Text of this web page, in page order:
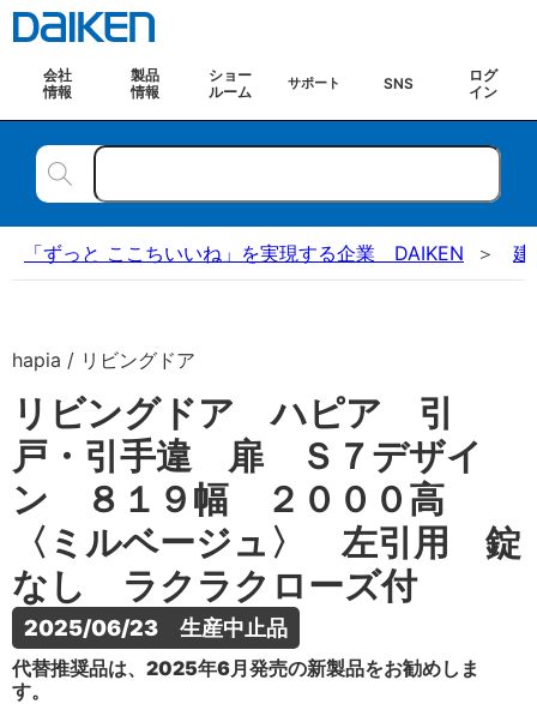
会社
情報
製品
情報
ショー
ルーム
サポート SNS
ログ
イン
「ずっと ここちいいね」を実現する企業 DAIKEN 建
hapia / リビングドア
リビングドア ハピア 引
戸・引手違 扉 Ｓ７デザイ
ン ８１９幅 ２０００高
〈ミルベージュ〉 左引用 錠
なし ラクラクローズ付
2025/06/23　生産中止品
代替推奨品は、2025年6月発売の新製品をお勧めしま
す。